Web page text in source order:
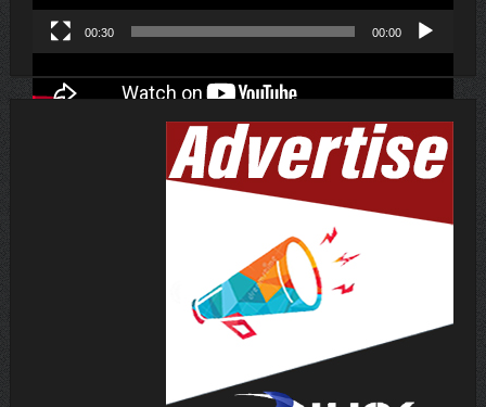
00:00
00:30